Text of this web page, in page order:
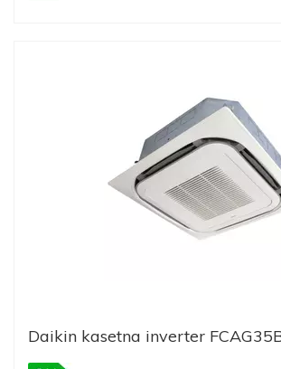
Daikin kasetna inverter